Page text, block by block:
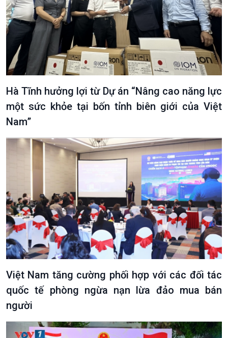
Hà Tĩnh hưởng lợi từ Dự án “Nâng cao năng lực
một sức khỏe tại bốn tỉnh biên giới của Việt
Nam”
Việt Nam tăng cường phối hợp với các đối tác
quốc tế phòng ngừa nạn lừa đảo mua bán
người